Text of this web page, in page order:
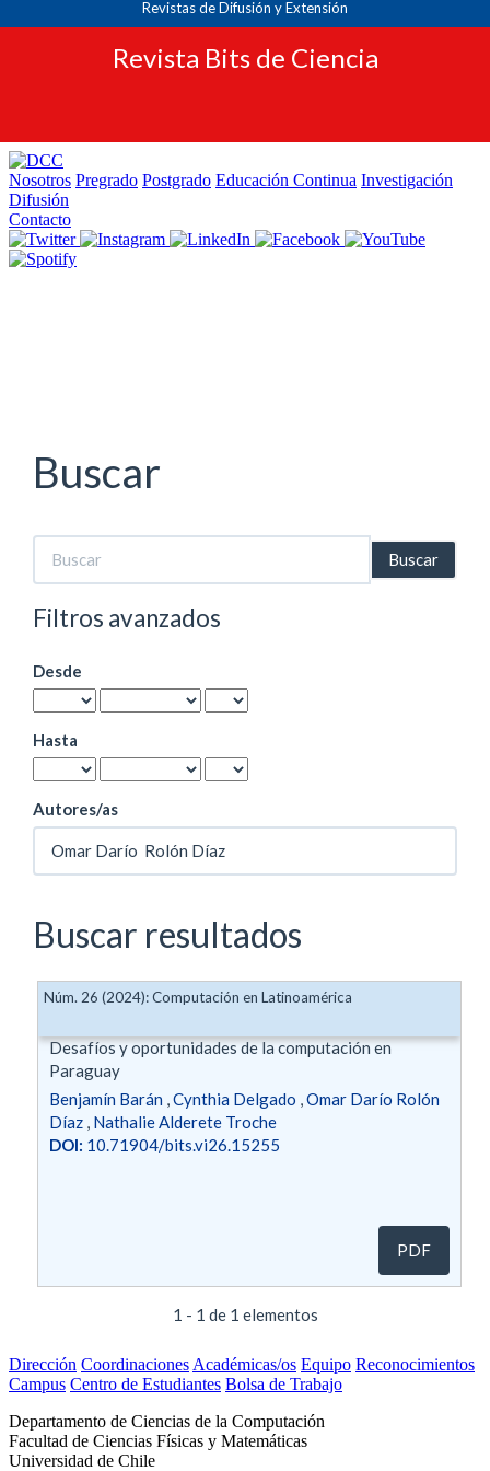
Revistas de Difusión y Extensión
Revista Bits de Ciencia
Buscar
Buscar
artículos
por
Filtros avanzados
Desde
Hasta
Autores/as
Buscar resultados
Desafíos y oportunidades de la computación en
Paraguay
Benjamín Barán ,Cynthia Delgado ,Omar Darío Rolón
Díaz, Nathalie Alderete Troche
DOI: 10.71904/bits.vi26.15255
Núm. 26 (2024): Computación en Latinoamérica
PDF
1 - 1 de 1 elementos